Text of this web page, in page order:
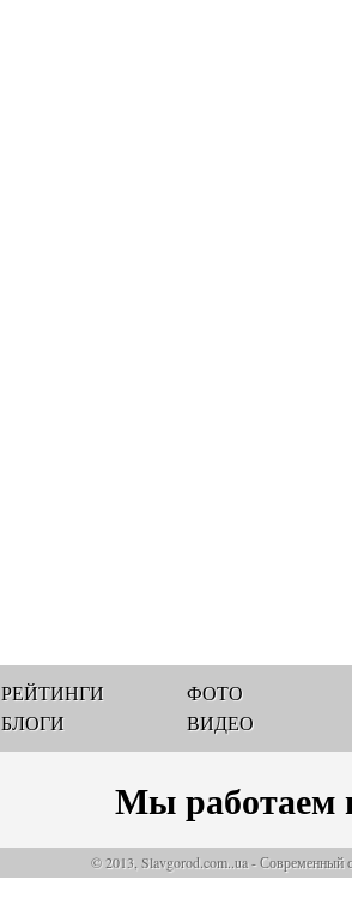
РЕЙТИНГИ
БЛОГИ
ФОТО
ВИДЕО
Мы работаем
© 2013, Slavgorod.com..ua - Современный